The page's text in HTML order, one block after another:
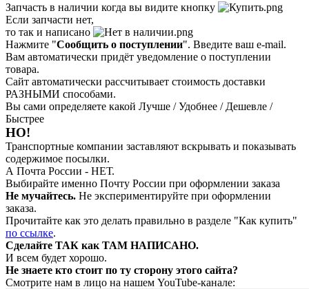
Запчасть в наличии когда вы видите кнопку
Если запчасти нет,
то так и написано
Нажмите "Сообщить о поступлении". Введите ваш e-mail.
Вам автоматически придёт уведомление о поступлении
товара.
Сайт автоматически рассчитывает стоимость доставки
РАЗНЫМИ способами.
Вы сами определяете какой Лучше / Удобнее / Дешевле /
Быстрее
НО!
Транспортные компании заставляют вскрывать и показывать
содержимое посылки.
А Почта России - НЕТ.
Выбирайте именно Почту России при оформлении заказа
Не мучайтесь. Не экспериментируйте при оформлении
заказа.
Прочитайте как это делать правильно в разделе "Как купить"
по ссылке.
Сделайте ТАК как ТАМ НАПИСАНО.
И всем будет хорошо.
Не знаете кто стоит по ту сторону этого сайта?
Смотрите нам в лицо на нашем YouTube-канале: